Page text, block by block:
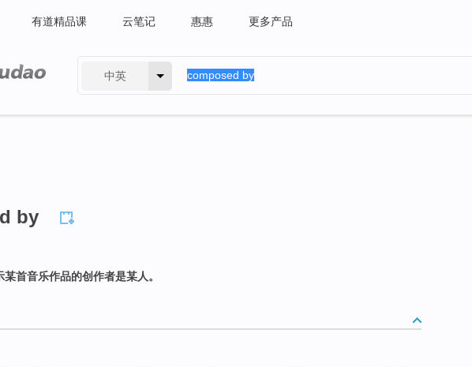
有道精品课 云笔记 惠惠 更多产品
中英
by
首音乐作品的创作者是某人。